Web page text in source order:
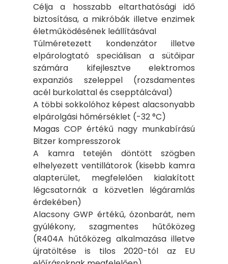
Célja a hosszabb eltarthatósági idő
biztosítása, a mikróbák illetve enzimek
életműködésének leállításával
Túlméretezett kondenzátor illetve
elpárologtató speciálisan a sütőipar
számára kifejlesztve elektromos
expanziós szeleppel (rozsdamentes
acél burkolattal és csepptálcával)
A többi sokkolóhoz képest alacsonyabb
elpárolgási hőmérséklet (-32 °C)
Magas COP értékű nagy munkabírású
Bitzer kompresszorok
A kamra tetején döntött szögben
elhelyezett ventillátorok (kisebb kamra
alapterület, megfelelően kialakított
légcsatornák a közvetlen légáramlás
érdekében)
Alacsony GWP értékű, ózonbarát, nem
gyúlékony, szagmentes hűtőközeg
(R404A hűtőközeg alkalmazása illetve
újratöltése is tilos 2020-tól az EU